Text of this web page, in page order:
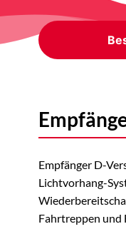
Empfänger D-
Lichtvorhang-
Fahrtreppen und